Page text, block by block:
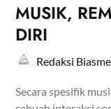
MUSIK,
DIRI
Redaksi
Secara spesifik